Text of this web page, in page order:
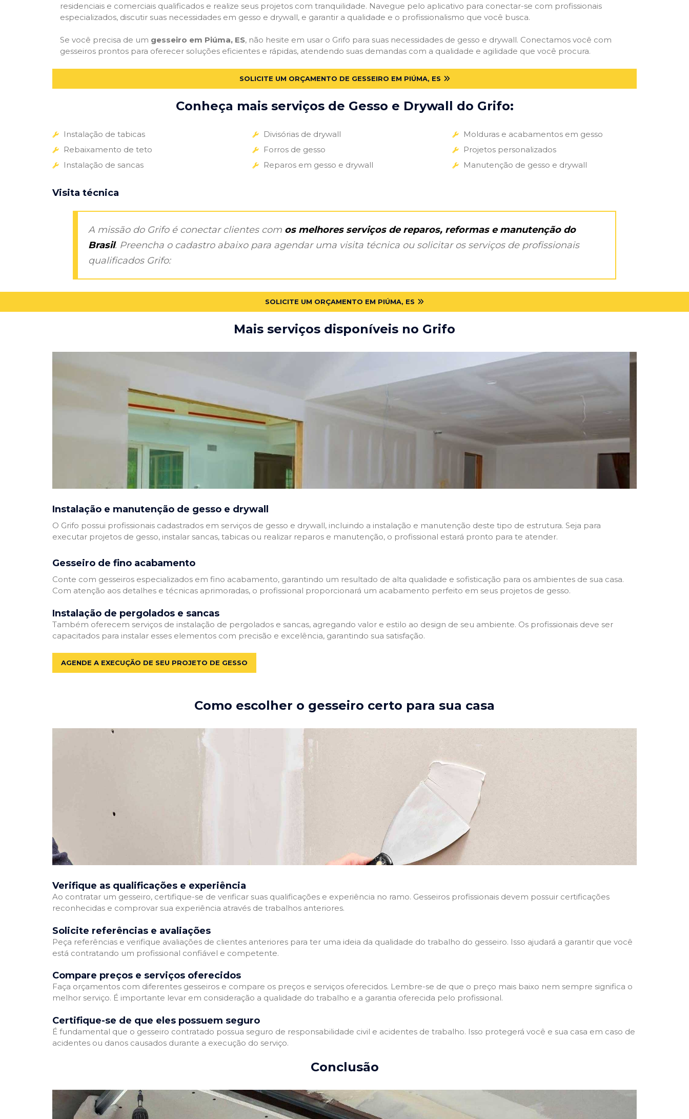
residenciais e comerciais qualificados e realize seus projetos com tranquilidade. Navegue pelo aplicativo para conectar-se com profissionais
especializados, discutir suas necessidades em gesso e drywall, e garantir a qualidade e o profissionalismo que você busca.
Se você precisa de um gesseiro em Piúma, ES, não hesite em usar o Grifo para suas necessidades de gesso e drywall. Conectamos você com
gesseiros prontos para oferecer soluções eficientes e rápidas, atendendo suas demandas com a qualidade e agilidade que você procura.
SOLICITE UM ORÇAMENTO DE GESSEIRO EM PIÚMA, ES
Conheça mais serviços de Gesso e Drywall do Grifo:
Instalação de tabicas
Rebaixamento de teto
Instalação de sancas
Divisórias de drywall
Forros de gesso
Reparos em gesso e drywall
Molduras e acabamentos em gesso
Projetos personalizados
Manutenção de gesso e drywall
Visita técnica
A missão do Grifo é conectar clientes com os melhores serviços de reparos, reformas e manutenção do
Brasil. Preencha o cadastro abaixo para agendar uma visita técnica ou solicitar os serviços de profissionais
qualificados Grifo:
SOLICITE UM ORÇAMENTO EM PIÚMA, ES
Mais serviços disponíveis no Grifo
Instalação e manutenção de gesso e drywall
O Grifo possui profissionais cadastrados em serviços de gesso e drywall, incluindo a instalação e manutenção deste tipo de estrutura. Seja para
executar projetos de gesso, instalar sancas, tabicas ou realizar reparos e manutenção, o profissional estará pronto para te atender.
Gesseiro de fino acabamento
Conte com gesseiros especializados em fino acabamento, garantindo um resultado de alta qualidade e sofisticação para os ambientes de sua casa.
Com atenção aos detalhes e técnicas aprimoradas, o profissional proporcionará um acabamento perfeito em seus projetos de gesso.
Instalação de pergolados e sancas
Também oferecem serviços de instalação de pergolados e sancas, agregando valor e estilo ao design de seu ambiente. Os profissionais deve ser
capacitados para instalar esses elementos com precisão e excelência, garantindo sua satisfação.
AGENDE A EXECUÇÃO DE SEU PROJETO DE GESSO
Como escolher o gesseiro certo para sua casa
Verifique as qualificações e experiência
Ao contratar um gesseiro, certifique-se de verificar suas qualificações e experiência no ramo. Gesseiros profissionais devem possuir certificações
reconhecidas e comprovar sua experiência através de trabalhos anteriores.
Solicite referências e avaliações
Peça referências e verifique avaliações de clientes anteriores para ter uma ideia da qualidade do trabalho do gesseiro. Isso ajudará a garantir que você
está contratando um profissional confiável e competente.
Compare preços e serviços oferecidos
Faça orçamentos com diferentes gesseiros e compare os preços e serviços oferecidos. Lembre-se de que o preço mais baixo nem sempre significa o
melhor serviço. É importante levar em consideração a qualidade do trabalho e a garantia oferecida pelo profissional.
Certifique-se de que eles possuem seguro
É fundamental que o gesseiro contratado possua seguro de responsabilidade civil e acidentes de trabalho. Isso protegerá você e sua casa em caso de
acidentes ou danos causados durante a execução do serviço.
Conclusão